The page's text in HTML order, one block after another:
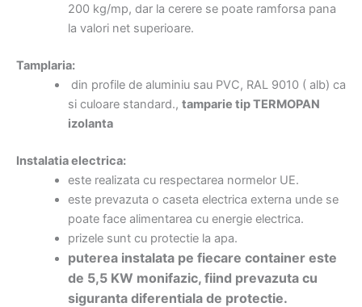
200 kg/mp, dar la cerere se poate ramforsa pana
la valori net superioare.
Tamplaria:
din profile de aluminiu sau PVC, RAL 9010 ( alb) ca
si culoare standard., tamparie tip TERMOPAN
izolanta
Instalatia electrica:
este realizata cu respectarea normelor UE.
este prevazuta o caseta electrica externa unde se
poate face alimentarea cu energie electrica.
prizele sunt cu protectie la apa.
puterea instalata pe fiecare container este
de 5,5 KW monifazic, fiind prevazuta cu
siguranta diferentiala de protectie.